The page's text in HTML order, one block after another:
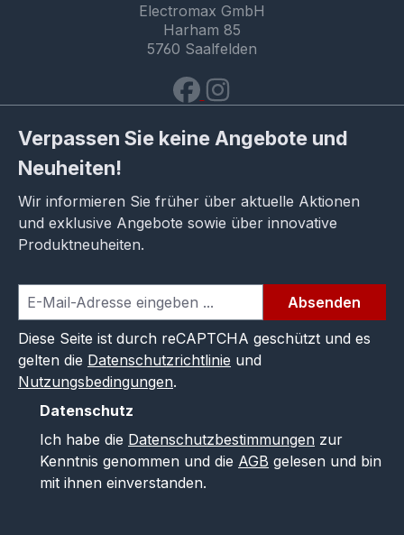
Electromax GmbH
Harham 85
5760 Saalfelden
Verpassen Sie keine Angebote und
Neuheiten!
Wir informieren Sie früher über aktuelle Aktionen
und exklusive Angebote sowie über innovative
Produktneuheiten.
Absenden
Diese Seite ist durch reCAPTCHA geschützt und es
gelten die Datenschutzrichtlinie und
Nutzungsbedingungen.
Datenschutz
Ich habe die Datenschutzbestimmungen zur
Kenntnis genommen und die AGB gelesen und bin
mit ihnen einverstanden.